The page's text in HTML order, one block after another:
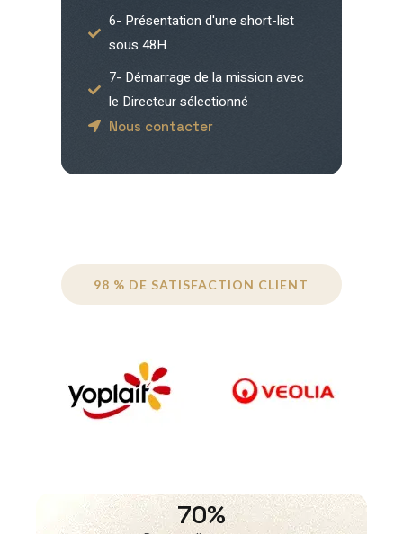
6- Présentation d'une short-list
sous 48H
7- Démarrage de la mission avec
le Directeur sélectionné
Nous contacter
98 % DE SATISFACTION CLIENT
70%